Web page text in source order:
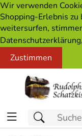
Wir verwenden
Shopping-Erlebnis
weitersurfen,
Zustimmen